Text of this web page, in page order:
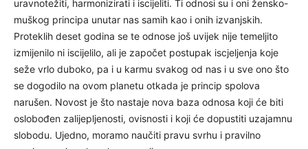
uravnotežiti, harmonizirati i iscijeliti. Ti odnosi su i oni žensko-
muškog principa unutar nas samih kao i onih izvanjskih.
Proteklih deset godina se te odnose još uvijek nije temeljito
izmijenilo ni iscijelilo, ali je započet postupak iscjeljenja koje
seže vrlo duboko, pa i u karmu svakog od nas i u sve ono što
se dogodilo na ovom planetu otkada je princip spolova
narušen. Novost je što nastaje nova baza odnosa koji će biti
oslobođen zalijepljenosti, ovisnosti i koji će dopustiti uzajamnu
slobodu. Ujedno, moramo naučiti pravu svrhu i pravilno